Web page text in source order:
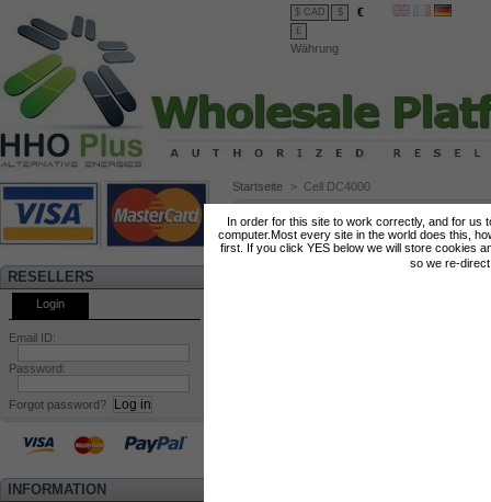
In order for this site to work correctly, and for us
computer.Most every site in the world does this,
first. If you click YES below we will store cookies
so we re-
$ CAD $ €
£
Währung
RESELLERS
Login
Email ID:
Password:
Forgot password?
INFORMATION
Startseite > Cell DC4000